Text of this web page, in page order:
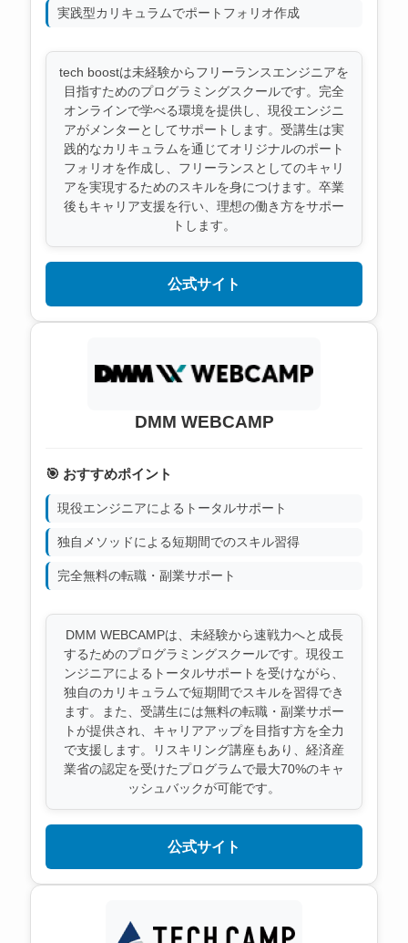
実践型カリキュラムでポートフォリオ作成
tech boostは未経験からフリーランスエンジニアを
目指すためのプログラミングスクールです。完全
オンラインで学べる環境を提供し、現役エンジニ
アがメンターとしてサポートします。受講生は実
践的なカリキュラムを通じてオリジナルのポート
フォリオを作成し、フリーランスとしてのキャリ
アを実現するためのスキルを身につけます。卒業
後もキャリア支援を行い、理想の働き方をサポー
トします。
公式サイト
DMM WEBCAMP
🎯 おすすめポイント
現役エンジニアによるトータルサポート
独自メソッドによる短期間でのスキル習得
完全無料の転職・副業サポート
DMM WEBCAMPは、未経験から速戦力へと成長
するためのプログラミングスクールです。現役エ
ンジニアによるトータルサポートを受けながら、
独自のカリキュラムで短期間でスキルを習得でき
ます。また、受講生には無料の転職・副業サポー
トが提供され、キャリアアップを目指す方を全力
で支援します。リスキリング講座もあり、経済産
業省の認定を受けたプログラムで最大70%のキャ
ッシュバックが可能です。
公式サイト